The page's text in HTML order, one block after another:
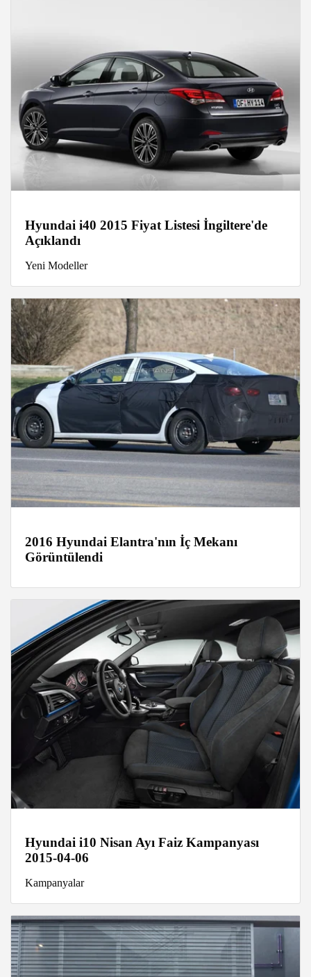
Hyundai i40 2015 Fiyat Listesi İngiltere'de
Açıklandı
Yeni Modeller
2016 Hyundai Elantra'nın İç Mekanı
Görüntülendi
Hyundai i10 Nisan Ayı Faiz Kampanyası
2015-04-06
Kampanyalar